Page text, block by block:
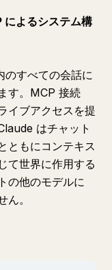
よるシステム構
すべての会話に
す。MCP 接続
イブアクセスを提
はチャット
ともにコンテキス
て世界に作用する
の他のモデルに
。